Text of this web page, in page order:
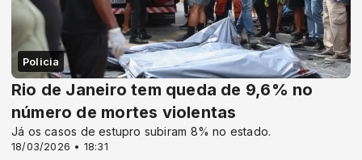
Policia
18/03/2026 • 18:31
Rio de Janeiro tem queda de 9,6% no
número de mortes violentas
Já os casos de estupro subiram 8% no estado.